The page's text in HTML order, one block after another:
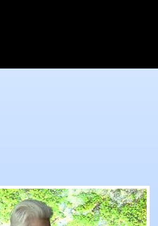
und Guido Wolf
Im Gespräch mit...: